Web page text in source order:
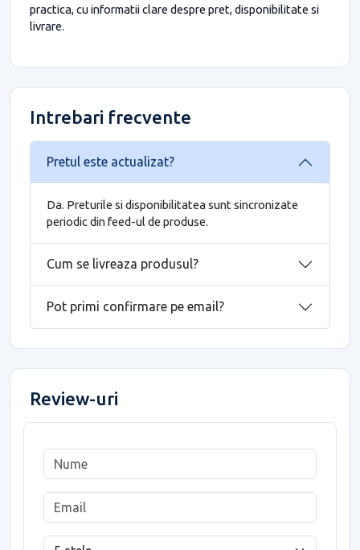
practica, cu informatii clare despre pret, disponibilitate si
livrare.
Intrebari frecvente
Pretul este actualizat?
Da. Preturile si disponibilitatea sunt sincronizate
periodic din feed-ul de produse.
Cum se livreaza produsul?
Pot primi confirmare pe email?
Review-uri